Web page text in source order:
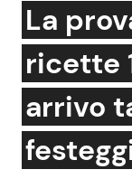
News e
Attualità
Dal Mondo
La
ricette
arrivo